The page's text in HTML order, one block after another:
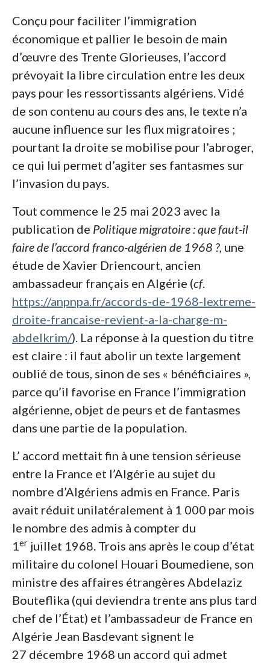
Conçu pour faciliter l’immigration
économique et pallier le besoin de main
d’œuvre des Trente Glorieuses, l’accord
prévoyait la libre circulation entre les deux
pays pour les ressortissants algériens. Vidé
de son contenu au cours des ans, le texte n’a
aucune influence sur les flux migratoires ;
pourtant la droite se mobilise pour l’abroger,
ce qui lui permet d’agiter ses fantasmes sur
l’invasion du pays.
Tout commence le 25 mai 2023 avec la
publication de Politique migratoire : que faut-il
faire de l’accord franco-algérien de 1968 ?, une
étude de Xavier Driencourt, ancien
ambassadeur français en Algérie (cf.
https://anpnpa.fr/accords-de-1968-lextreme-
droite-francaise-revient-a-la-charge-m-
abdelkrim/). La réponse à la question du titre
est claire : il faut abolir un texte largement
oublié de tous, sinon de ses « bénéficiaires »,
parce qu’il favorise en France l’immigration
algérienne, objet de peurs et de fantasmes
dans une partie de la population.
L’ accord mettait fin à une tension sérieuse
entre la France et l’Algérie au sujet du
nombre d’Algériens admis en France. Paris
avait réduit unilatéralement à 1 000 par mois
le nombre des admis à compter du
1er juillet 1968. Trois ans après le coup d’état
militaire du colonel Houari Boumediene, son
ministre des affaires étrangères Abdelaziz
Bouteflika (qui deviendra trente ans plus tard
chef de l’État) et l’ambassadeur de France en
Algérie Jean Basdevant signent le
27 décembre 1968 un accord qui admet